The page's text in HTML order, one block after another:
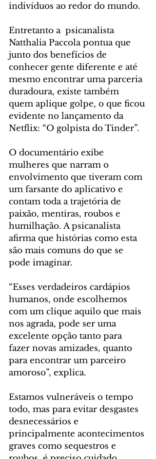
indivíduos ao redor do mundo.
Entretanto a  psicanalista
Natthalia Paccola pontua que
junto dos benefícios de
conhecer gente diferente e até
mesmo encontrar uma parceria
duradoura, existe também
quem aplique golpe, o que ficou
evidente no lançamento da
Netflix: “O golpista do Tinder”.
O documentário exibe
mulheres que narram o
envolvimento que tiveram com
um farsante do aplicativo e
contam toda a trajetória de
paixão, mentiras, roubos e
humilhação. A psicanalista
afirma que histórias como esta
são mais comuns do que se
pode imaginar.
“Esses verdadeiros cardápios
humanos, onde escolhemos
com um clique aquilo que mais
nos agrada, pode ser uma
excelente opção tanto para
fazer novas amizades, quanto
para encontrar um parceiro
amoroso”, explica.
Estamos vulneráveis o tempo
todo, mas para evitar desgastes
desnecessários e
principalmente acontecimentos
graves como sequestros e